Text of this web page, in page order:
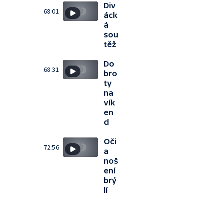
68:01
Div
áck
á
sou
těž
68:31
Do
bro
ty
na
vík
en
d
72:56
Oči
a
noš
ení
brý
lí